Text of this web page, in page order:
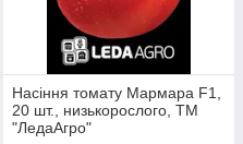
Насіння томату Мармара F1,
20 шт., низькорослого, ТМ
"ЛедаАгро"